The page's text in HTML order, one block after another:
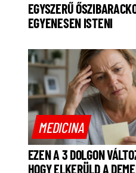
EGYSZERŰ
EGYENESEN ISTENI
MEDICINA
EZEN A 3 DOLGON
HOGY ELKERÜLD A